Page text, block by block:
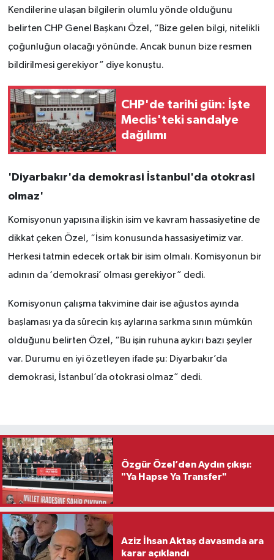
Kendilerine ulaşan bilgilerin olumlu yönde olduğunu
belirten CHP Genel Başkanı Özel, “Bize gelen bilgi, nitelikli
çoğunluğun olacağı yönünde. Ancak bunun bize resmen
bildirilmesi gerekiyor” diye konuştu.
CHP'de tarihi gün: İşte
Meclis'teki sandalye
dağılımı
'Diyarbakır'da demokrasi İstanbul'da otokrasi
olmaz'
Komisyonun yapısına ilişkin isim ve kavram hassasiyetine de
dikkat çeken Özel, “İsim konusunda hassasiyetimiz var.
Herkesi tatmin edecek ortak bir isim olmalı. Komisyonun bir
adının da ‘demokrasi’ olması gerekiyor” dedi.
Komisyonun çalışma takvimine dair ise ağustos ayında
başlaması ya da sürecin kış aylarına sarkma sının mümkün
olduğunu belirten Özel, “Bu işin ruhuna aykırı bazı şeyler
var. Durumu en iyi özetleyen ifade şu: Diyarbakır’da
demokrasi, İstanbul’da otokrasi olmaz” dedi.
Özgür Özel’den Aydın çıkışı:
"Ya Hapse Ya Transfer"
Aziz İhsan Aktaş davasında ara
karar açıklandı